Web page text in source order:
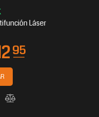
Láser